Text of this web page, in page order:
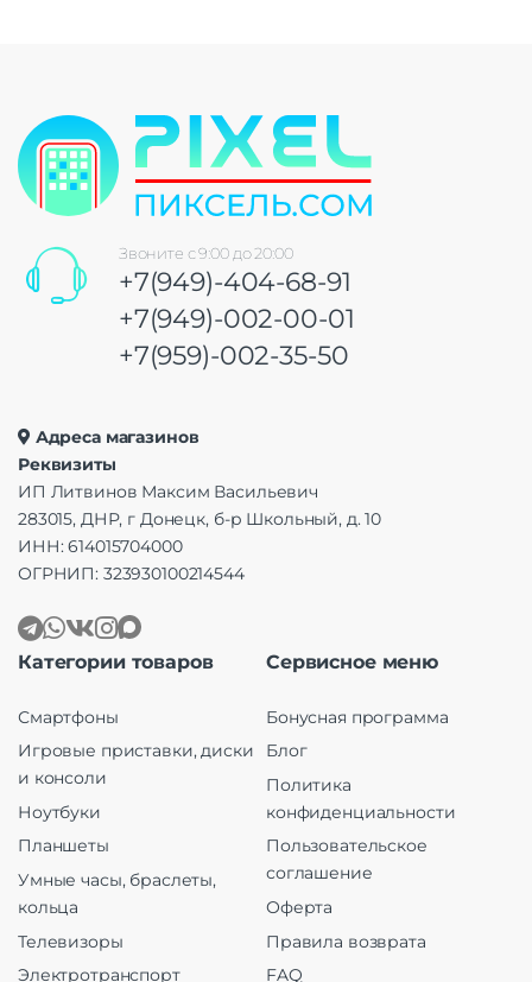
Звоните с 9:00 до 20:00
+7(949)-404-68-91
+7(949)-002-00-01
+7(959)-002-35-50
Адреса магазинов
Реквизиты
ИП Литвинов Максим Васильевич
283015, ДНР, г Донецк, б-р Школьный, д. 10
ИНН: 614015704000
ОГРНИП: 323930100214544
Категории товаров
Смартфоны
Игровые приставки, диски
и консоли
Ноутбуки
Планшеты
Умные часы, браслеты,
кольца
Телевизоры
Электротранспорт
Сервисное меню
Бонусная программа
Блог
Политика
конфиденциальности
Пользовательское
соглашение
Оферта
Правила возврата
FAQ